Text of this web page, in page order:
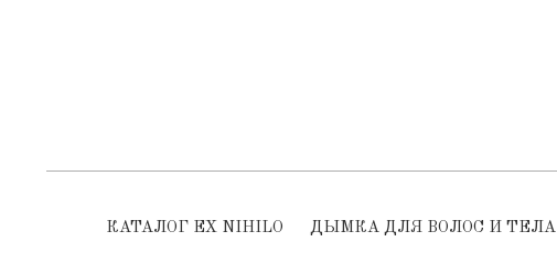
КАТАЛОГ EX NIHILO ДЫМКА ДЛЯ ВОЛОС И ТЕЛА